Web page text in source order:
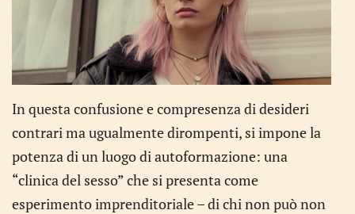
In questa confusione e compresenza di desideri
contrari ma ugualmente dirompenti, si impone la
potenza di un luogo di autoformazione: una
“clinica del sesso” che si presenta come
esperimento imprenditoriale – di chi non può non